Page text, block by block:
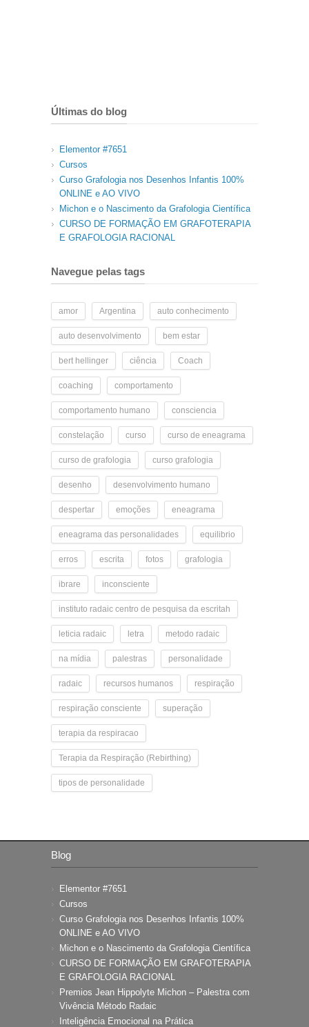
Últimas do blog
Elementor #7651
Cursos
Curso Grafologia nos Desenhos Infantis 100%
ONLINE e AO VIVO
Michon e o Nascimento da Grafologia Científica
CURSO DE FORMAÇÃO EM GRAFOTERAPIA
E GRAFOLOGIA RACIONAL
Navegue pelas tags
amor Argentina auto conhecimento
auto desenvolvimento bem estar
bert hellinger ciência Coach
coaching comportamento
comportamento humano consciencia
constelação curso curso de eneagrama
curso de grafologia curso grafologia
desenho desenvolvimento humano
despertar emoções eneagrama
eneagrama das personalidades equilibrio
erros escrita fotos grafologia
ibrare inconsciente
instituto radaic centro de pesquisa da escritah
leticia radaic letra metodo radaic
na mídia palestras personalidade
radaic recursos humanos respiração
respiração consciente superação
terapia da respiracao
Terapia da Respiração (Rebirthing)
tipos de personalidade
Blog
Elementor #7651
Cursos
Curso Grafologia nos Desenhos Infantis 100%
ONLINE e AO VIVO
Michon e o Nascimento da Grafologia Científica
CURSO DE FORMAÇÃO EM GRAFOTERAPIA
E GRAFOLOGIA RACIONAL
Premios Jean Hippolyte Michon – Palestra com
Vivência Método Radaic
Inteligência Emocional na Prática